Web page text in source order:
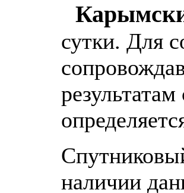
сутки. Для
наличии